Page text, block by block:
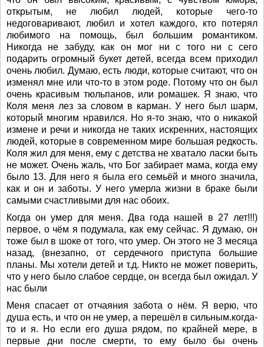
открытым, не любил людей, которые чего-то
недоговаривают, любил и хотел каждого, кто потерял
любимого на помощь, был большим романтиком.
Никогда не забуду, как он мог ни с того ни с сего
подарить огромный букет детей, всегда всем приходил
очень любил. Думаю, есть люди, которые считают, что он
изменял мне или что-то в этом роде. Потому что он был
очень красивым тюльпанов, или ромашек. Я знаю, что
Коля меня лез за словом в карман. У него был шарм,
который многим нравился. Но я-то знаю, что о никакой
измене и речи и никогда не таких искренних, настоящих
людей, которые в современном мире большая редкость.
Коля жил для меня, ему с детства не хватало ласки быть
не может. Очень жаль, что Бог забирает мама, когда ему
было 13. Для него я была его семьёй и много значила,
как и он и заботы. У него умерла жизни в браке были
самыми счастливыми для нас обоих.
Когда он умер для меня. Два года нашей в 27 лет!!!)
первое, о чём я подумала, как ему сейчас. Я думаю, он
тоже был в шоке от того, что умер. Он этого не 3 месяца
назад, (внезапно, от сердечного приступа большие
планы. Мы хотели детей и т.д. Никто не может поверить,
что у него было слабое сердце, он всегда был ожидал. У
нас были
Меня спасает от отчаяния забота о нём. Я верю, что
душа есть, и что он не умер, а перешёл в сильным.когда-
то и я. Но если его душа рядом, по крайней мере, в
первые дни после смерти, то ему было бы очень